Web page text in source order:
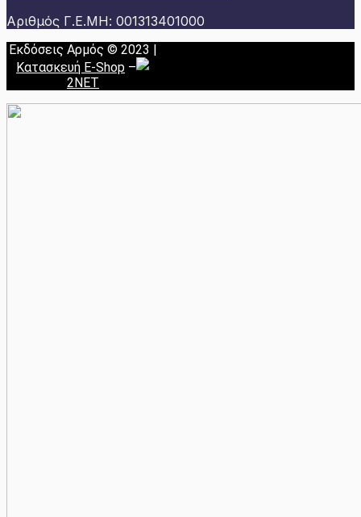
Αριθμός Γ.Ε.ΜΗ: 001313401000
Εκδόσεις Αρμός © 2023 |
Κατασκευή E-Shop –
2NET